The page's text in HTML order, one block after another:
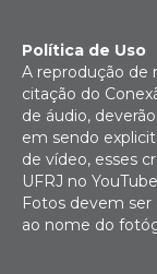
Política de Uso
A reprodução de
citação do
de áudio,
em sendo
de vídeo, esses
UFRJ no
Fotos devem ser
ao nome do